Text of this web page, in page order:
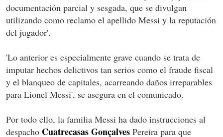
documentación parcial y sesgada, que se divulgan
utilizando como reclamo el apellido Messi y la reputación
del jugador'.
'Lo anterior es especialmente grave cuando se trata de
imputar hechos delictivos tan serios como el fraude fiscal
y el blanqueo de capitales, acarreando daños irreparables
para Lionel Messi', se asegura en el comunicado.
Por todo ello, la familia Messi ha dado instrucciones al
despacho Cuatrecasas Gonçalves Pereira para que